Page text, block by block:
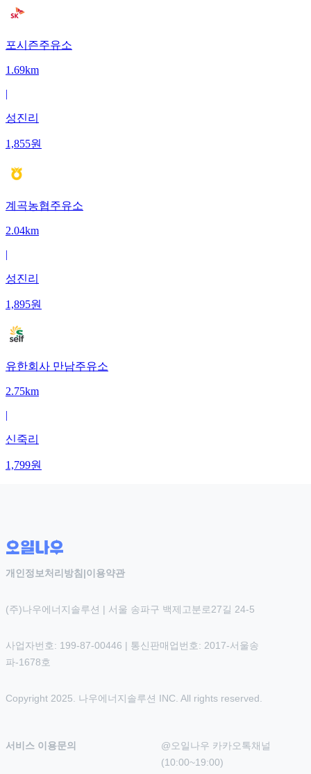
포시즌주유소
1.69km
|
성진리
1,855원
계곡농협주유소
2.04km
|
성진리
1,895원
유한회사 만남주유소
2.75km
|
신죽리
1,799원
개인정보처리방침 |이용약관
(주)나우에너지솔루션 | 서울 송파구 백제고분로27길 24-5
사업자번호: 199-87-00446 | 통신판매업번호: 2017-서울송
파-1678호
Copyright 2025. 나우에너지솔루션 INC. All rights reserved.
서비스 이용문의
@오일나우 카카오톡채널
(10:00~19:00)